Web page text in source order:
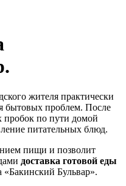
жителя практически
бытовых проблем. После
пробок по пути домой
питательных блюд.
пищи и позволит
доставка готовой еды
«Бакинский Бульвар».